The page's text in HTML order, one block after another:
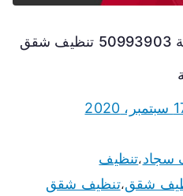
تنظيف منازل ميناء ابو حليفة 50993903 تنظيف شقق
2020
سجاد،تنظيف
شقق،تنظيف شقق